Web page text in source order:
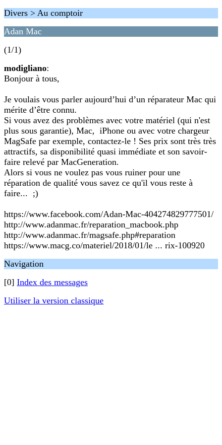
Divers > Au comptoir
Adan Mac
(1/1)
modigliano:
Bonjour à tous,
Je voulais vous parler aujourd’hui d’un réparateur Mac qui
mérite d’être connu.
Si vous avez des problèmes avec votre matériel (qui n'est
plus sous garantie), Mac, iPhone ou avec votre chargeur
MagSafe par exemple, contactez-le ! Ses prix sont très très
attractifs, sa disponibilité quasi immédiate et son savoir-
faire relevé par MacGeneration.
Alors si vous ne voulez pas vous ruiner pour une
réparation de qualité vous savez ce qu'il vous reste à
faire... ;)
https://www.facebook.com/Adan-Mac-404274829777501/
http://www.adanmac.fr/reparation_macbook.php
http://www.adanmac.fr/magsafe.php#reparation
https://www.macg.co/materiel/2018/01/le ... rix-100920
Navigation
[0] Index des messages
Utiliser la version classique